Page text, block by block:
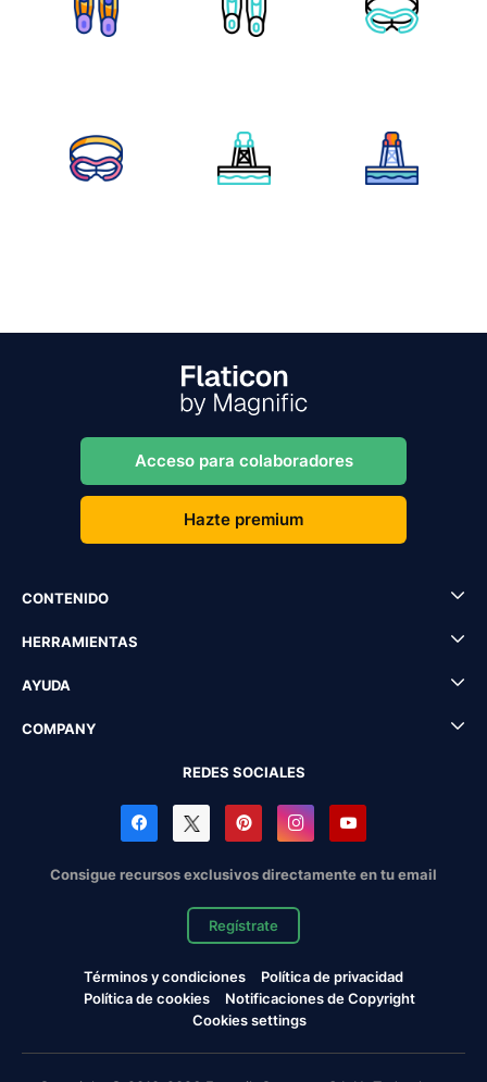
Acceso para colaboradores
Hazte premium
CONTENIDO
HERRAMIENTAS
AYUDA
COMPANY
REDES SOCIALES
Consigue recursos exclusivos directamente en tu email
Regístrate
Términos y condiciones
Política de privacidad
Política de cookies
Notificaciones de Copyright
Cookies settings